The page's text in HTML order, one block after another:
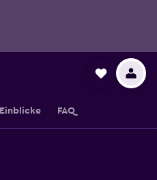
Einblicke FAQ